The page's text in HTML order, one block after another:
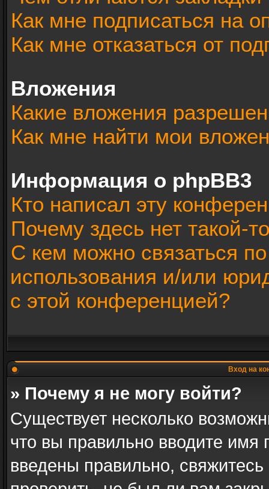
Как мне подписаться на
Как мне отказаться от
Вложения
Какие вложения
Как мне найти мои
Информация о phpBB3
Кто написал эту
Почему здесь нет такой-
С кем можно связаться по
использования и/или
с этой конференцией?
Вход на
» Почему я не могу войти?
Существует несколько
что вы правильно вводите имя
введены правильно,